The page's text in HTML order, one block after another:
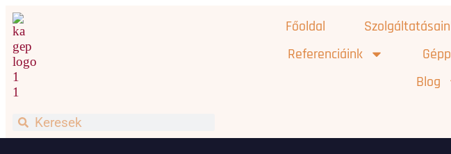
Főoldal
Referenciáink
Blog